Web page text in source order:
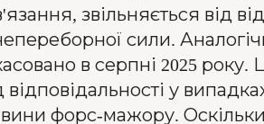
звільняється від
сили.
в серпні 2025
у
форс-мажору. Оскільки